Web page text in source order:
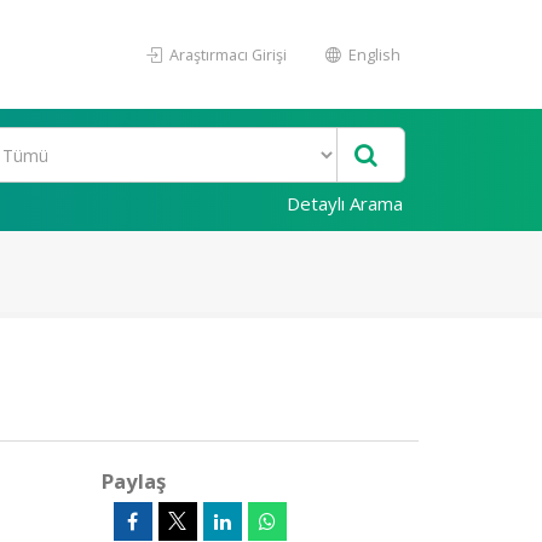
Araştırmacı Girişi English
Detaylı Arama
Paylaş